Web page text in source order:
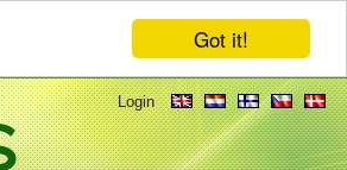
Got it!
Login